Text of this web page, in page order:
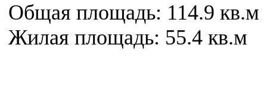
Общая площадь: 114.9 кв.м
Жилая площадь: 55.4 кв.м